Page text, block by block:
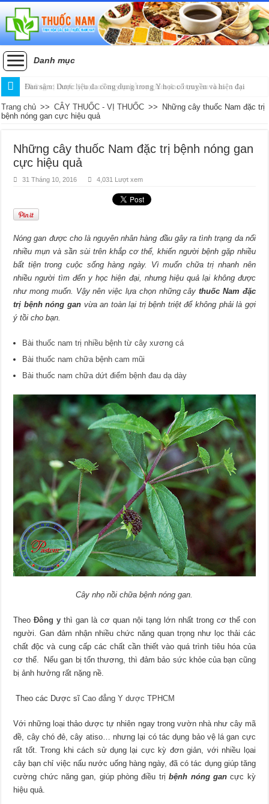
Danh mục
Đan sâm: Dược liệu đa công dụng trong Y học cổ truyền và hiện đại
Trang chủ >> CÂY THUỐC - VỊ THUỐC >>
Những cây thuốc Nam đặc trị
bệnh nóng gan cực hiệu quả
Những cây thuốc Nam đặc trị bệnh nóng gan
cực hiệu quả
31 Tháng 10, 2016 4,031 Lượt xem
Nóng gan được cho là nguyên nhân hàng đầu gây ra tình trạng da nổi
nhiều mụn và sần sùi trên khắp cơ thể, khiến người bệnh gặp nhiều
bất tiện trong cuộc sống hàng ngày. Vì muốn chữa trị nhanh nên
nhiều người tìm đến y học hiện đại, nhưng hiệu quả lại không được
như mong muốn. Vậy nên việc lựa chọn những câythuốc Nam đặc
trị bệnh nóng ganvừa an toàn lại trị bệnh triệt để không phải là gợi
ý tồi cho bạn.
Bài thuốc nam trị nhiều bệnh từ cây xương cá
Bài thuốc nam chữa bệnh cam mũi
Bài thuốc nam chữa dứt điểm bệnh đau dạ dày
Cây nhọ nồi chữa bệnh nóng gan.
TheoĐông y thì gan là cơ quan nội tạng lớn nhất trong cơ thể con
người. Gan đảm nhận nhiều chức năng quan trọng như lọc thải các
chất độc và cung cấp các chất cần thiết vào quá trình tiêu hóa của
cơ thể. Nếu gan bị tổn thương, thì đảm bảo sức khỏe của bạn cũng
bị ảnh hưởng rất nặng nề.
Theo các Dược sĩCao đẳng Y dược TPHCM
Với những loại thảo dược tự nhiên ngay trong vườn nhà như cây mã
đề, cây chó đẻ, cây atiso… nhưng lại có tác dụng bảo vệ lá gan cực
rất tốt. Trong khi cách sử dụng lại cực kỳ đơn giản, với nhiều lọai
cây bạn chỉ việc nấu nước uống hàng ngày, đã có tác dụng giúp tăng
cường chức năng gan, giúp phòng điều trịbệnh nóng gan cực kỳ
hiệu quả.